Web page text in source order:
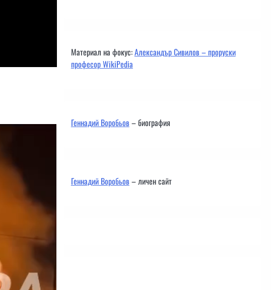
Материал на фокус:Александър Сивилов – проруски
професор WikiPedia
Геннадий Воробьов– биография
Геннадий Воробьов– личен сайт